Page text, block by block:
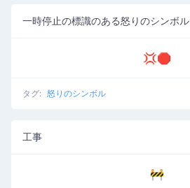
一時停止の標識のある怒りのシンボル
💢🛑
タグ: 怒りのシンボル
工事
🚧